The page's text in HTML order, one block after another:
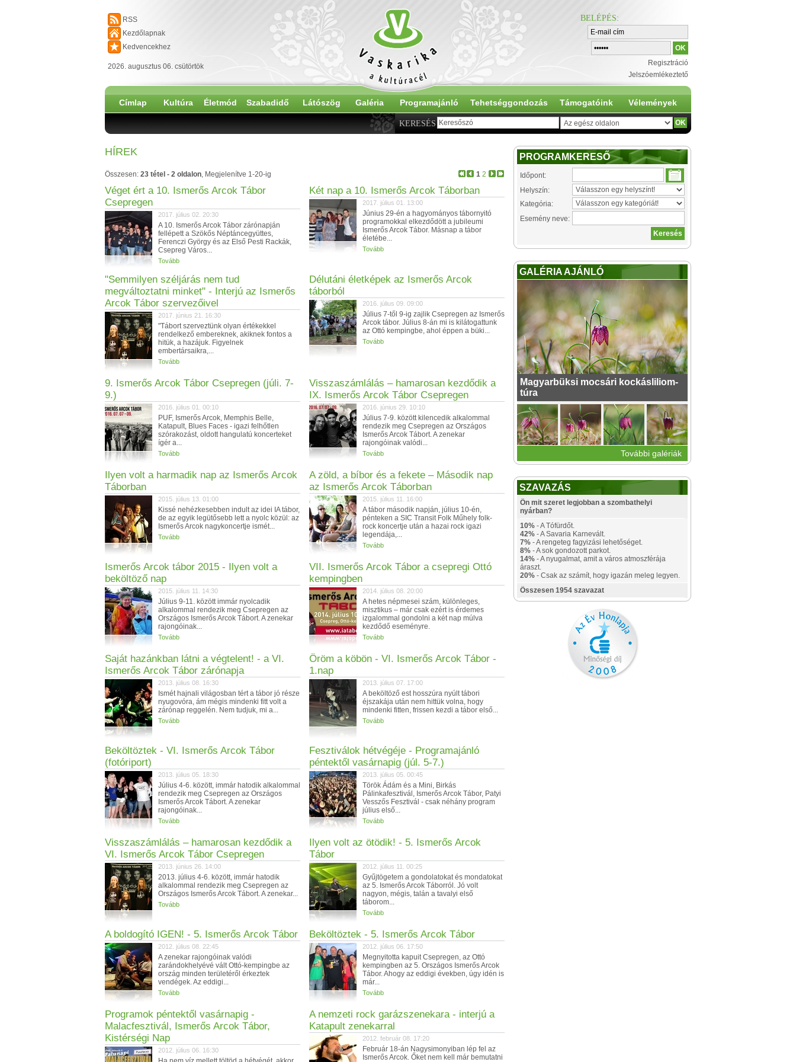
RSS
Kezdőlapnak
Kedvencekhez
2026. augusztus 06. csütörtök
BELÉPÉS:
Regisztráció
Jelszóemlékeztető
Címlap Kultúra Életmód Szabadidő Látószög Galéria Programajánló Tehetséggondozás Támogatóink Vélemények
KERESÉS
HÍREK
1 2
Összesen: 23 tétel - 2 oldalon, Megjelenítve 1-20-ig
Véget ért a 10. Ismerős Arcok Tábor
Csepregen
2017. július 02. 20:30
A 10. Ismerős Arcok Tábor zárónapján
fellépett a Szökős Néptáncegyüttes,
Ferenczi György és az Első Pesti Rackák,
Csepreg Város...
Tovább
Két nap a 10. Ismerős Arcok Táborban
2017. július 01. 13:00
Június 29-én a hagyományos tábornyitó
programokkal elkezdődött a jubileumi
Ismerős Arcok Tábor. Másnap a tábor
életébe...
Tovább
"Semmilyen széljárás nem tud
megváltoztatni minket" - Interjú az Ismerős
Arcok Tábor szervezőivel
2017. június 21. 16:30
"Tábort szerveztünk olyan értékekkel
rendelkező embereknek, akiknek fontos a
hitük, a hazájuk. Figyelnek
embertársaikra,...
Tovább
Délutáni életképek az Ismerős Arcok
táborból
2016. július 09. 09:00
Július 7-től 9-ig zajlik Csepregen az Ismerős
Arcok tábor. Július 8-án mi is kilátogattunk
az Ottó kempingbe, ahol éppen a büki...
Tovább
9. Ismerős Arcok Tábor Csepregen (júli. 7-
9.)
2016. július 01. 00:10
PUF, Ismerős Arcok, Memphis Belle,
Katapult, Blues Faces - igazi felhőtlen
szórakozást, oldott hangulatú koncerteket
ígér a...
Tovább
Visszaszámlálás – hamarosan kezdődik a
IX. Ismerős Arcok Tábor Csepregen
2016. június 29. 10:10
Július 7-9. között kilencedik alkalommal
rendezik meg Csepregen az Országos
Ismerős Arcok Tábort. A zenekar
rajongóinak valódi...
Tovább
Ilyen volt a harmadik nap az Ismerős Arcok
Táborban
2015. július 13. 01:00
Kissé nehézkesebben indult az idei IA tábor,
de az egyik legütősebb lett a nyolc közül: az
Ismerős Arcok nagykoncertje ismét...
Tovább
A zöld, a bíbor és a fekete – Második nap
az Ismerős Arcok Táborban
2015. július 11. 16:00
A tábor második napján, július 10-én,
pénteken a SIC Transit Folk Műhely folk-
rock koncertje után a hazai rock igazi
legendája,...
Tovább
Ismerős Arcok tábor 2015 - Ilyen volt a
beköltöző nap
2015. július 11. 14:30
Július 9-11. között immár nyolcadik
alkalommal rendezik meg Csepregen az
Országos Ismerős Arcok Tábort. A zenekar
rajongóinak...
Tovább
VII. Ismerős Arcok Tábor a csepregi Ottó
kempingben
2014. július 08. 20:00
A hetes népmesei szám, különleges,
misztikus – már csak ezért is érdemes
izgalommal gondolni a két nap múlva
kezdődő eseményre.
Tovább
Saját hazánkban látni a végtelent! - a VI.
Ismerős Arcok Tábor zárónapja
2013. július 08. 16:30
Ismét hajnali világosban tért a tábor jó része
nyugovóra, ám mégis mindenki fitt volt a
zárónap reggelén. Nem tudjuk, mi a...
Tovább
Öröm a köbön - VI. Ismerős Arcok Tábor -
1.nap
2013. július 07. 17:00
A beköltöző est hosszúra nyúlt tábori
éjszakája után nem hittük volna, hogy
mindenki fitten, frissen kezdi a tábor első...
Tovább
Beköltöztek - VI. Ismerős Arcok Tábor
(fotóriport)
2013. július 05. 18:30
Július 4-6. között, immár hatodik alkalommal
rendezik meg Csepregen az Országos
Ismerős Arcok Tábort. A zenekar
rajongóinak...
Tovább
Fesztiválok hétvégéje - Programajánló
péntektől vasárnapig (júl. 5-7.)
2013. július 05. 00:45
Török Ádám és a Mini, Birkás
Pálinkafesztivál, Ismerős Arcok Tábor, Patyi
Vesszős Fesztivál - csak néhány program
július első...
Tovább
Visszaszámlálás – hamarosan kezdődik a
VI. Ismerős Arcok Tábor Csepregen
2013. június 26. 14:00
2013. július 4-6. között, immár hatodik
alkalommal rendezik meg Csepregen az
Országos Ismerős Arcok Tábort. A zenekar...
Tovább
Ilyen volt az ötödik! - 5. Ismerős Arcok
Tábor
2012. július 11. 00:25
Gyűjtögetem a gondolatokat és mondatokat
az 5. Ismerős Arcok Táborról. Jó volt
nagyon, mégis, talán a tavalyi első
táborom...
Tovább
A boldogító IGEN! - 5. Ismerős Arcok Tábor
2012. július 08. 22:45
A zenekar rajongóinak valódi
zarándokhelyévé vált Ottó-kempingbe az
ország minden területéről érkeztek
vendégek. Az eddigi...
Tovább
Beköltöztek - 5. Ismerős Arcok Tábor
2012. július 06. 17:50
Megnyitotta kapuit Csepregen, az Ottó
kempingben az 5. Országos Ismerős Arcok
Tábor. Ahogy az eddigi években, úgy idén is
már...
Tovább
Programok péntektől vasárnapig -
Malacfesztivál, Ismerős Arcok Tábor,
Kistérségi Nap
2012. július 06. 16:30
A nemzeti rock garázszenekara - interjú a
Katapult zenekarral
2012. február 08. 17:20
Február 18-án Nagysimonyiban lép fel az
Ismerős Arcok. Őket nem kell már bemutatni
PROGRAMKERESŐ
Időpont:
Helyszín:
Kategória:
Esemény neve:
GALÉRIA AJÁNLÓ
Magyarbüksi mocsári kockásliliom-
túra
További galériák
SZAVAZÁS
Ön mit szeret legjobban a szombathelyi
nyárban?
10% - A Tófürdőt.
42% - A Savaria Karnevált.
7% - A rengeteg fagyizási lehetőséget.
8% - A sok gondozott parkot.
14% - A nyugalmat, amit a város atmoszférája
áraszt.
20% - Csak az számít, hogy igazán meleg legyen.
Összesen 1954 szavazat